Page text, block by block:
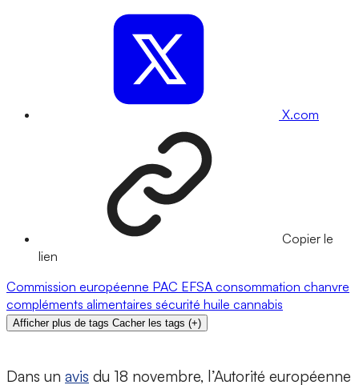
X.com
Copier le
lien
Commission européenne PAC EFSA consommation chanvre
compléments alimentaires sécurité huile cannabis
Afficher plus de tags Cacher les tags (+)
Dans un avis du 18 novembre, l’Autorité européenne